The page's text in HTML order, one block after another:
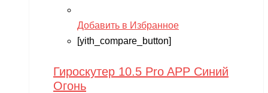
Добавить в Избранное
[yith_compare_button]
Гироскутер 10.5 Pro APP Синий
Огонь